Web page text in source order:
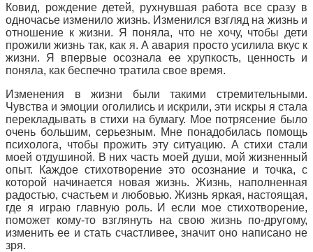
Ковид, рождение детей, рухнувшая работа все сразу в
одночасье изменило жизнь. Изменился взгляд на жизнь и
отношение к жизни. Я поняла, что не хочу, чтобы дети
прожили жизнь так, как я. А авария просто усилила вкус к
жизни. Я впервые осознала ее хрупкость, ценность и
поняла, как беспечно тратила свое время.
Изменения в жизни были такими стремительными.
Чувства и эмоции оголились и искрили, эти искры я стала
перекладывать в стихи на бумагу. Мое потрясение было
очень большим, серьезным. Мне понадобилась помощь
психолога, чтобы прожить эту ситуацию. А стихи стали
моей отдушиной. В них часть моей души, мой жизненный
опыт. Каждое стихотворение это осознание и точка, с
которой начинается новая жизнь. Жизнь, наполненная
радостью, счастьем и любовью. Жизнь яркая, настоящая,
где я играю главную роль. И если мое стихотворение,
поможет кому-то взглянуть на свою жизнь по-другому,
изменить ее и стать счастливее, значит оно написано не
зря.